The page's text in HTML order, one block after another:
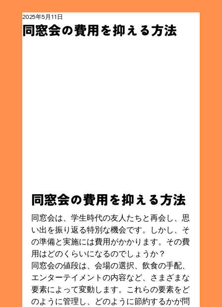
同窓会の費用を抑える方法
2025年5月11日
同窓会の費用を抑える方法
同窓会は、学生時代の友人たちと再会し、思
い出を振り返る特別な機会です。しかし、そ
の準備と実施には費用がかかります。その費
用はどのくらいになるのでしょうか？
同窓会の値段は、会場の選択、飲食の手配、
エンターテイメントの内容など、さまざまな
要素によって変動します。これらの要素をど
のように管理し、どのように節約するかが問